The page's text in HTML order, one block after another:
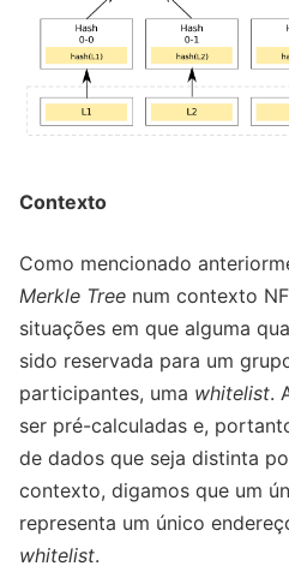
Contexto
Como mencionado
Merkle Tree num contexto
situações em que alguma
sido reservada para um
participantes, uma whitelist.
ser pré-calculadas e,
de dados que seja distinta
contexto, digamos que um
representa um único
whitelist.